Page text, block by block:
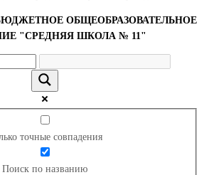
ОБЩЕОБРАЗОВАТЕЛЬНОЕ
"СРЕДНЯЯ ШКОЛА № 11"
точные совпадения
Поиск по названию